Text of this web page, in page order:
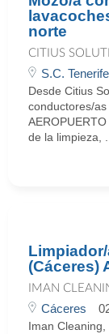
norte
CITIUS
S.C. Tenerife
Desde Citius
conductores/
de la limpieza, ...
(Cáceres)
IMAN
Cáceres
Iman